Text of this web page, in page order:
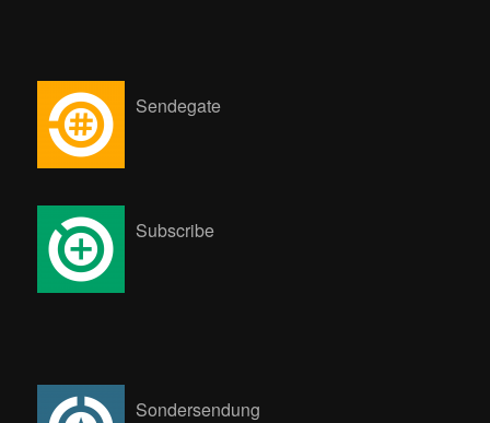
Sendegate
Subscribe
Sondersendung